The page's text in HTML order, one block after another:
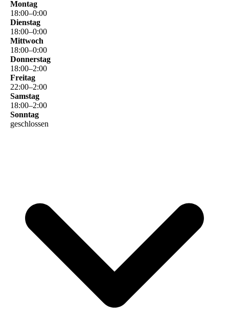
Montag
18:00–0:00
Dienstag
18:00–0:00
Mittwoch
18:00–0:00
Donnerstag
18:00–2:00
Freitag
22:00–2:00
Samstag
18:00–2:00
Sonntag
geschlossen